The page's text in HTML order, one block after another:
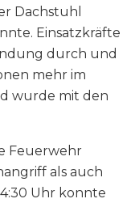
Dachstuhl
Einsatzkräfte
durch und
mehr im
wurde mit den
Feuerwehr
als auch
Uhr konnte